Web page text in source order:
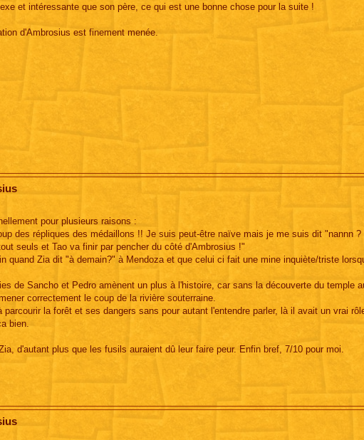
et intéressante que son père, ce qui est une bonne chose pour la suite !
d'Ambrosius est finement menée.
pour plusieurs raisons :
des répliques des médaillons !! Je suis peut-être naïve mais je me suis dit "nannn ?
seuls et Tao va finir par pencher du côté d'Ambrosius !"
quand Zia dit "à demain?" à Mendoza et que celui ci fait une mine inquiète/triste
de Sancho et Pedro amènent un plus à l'histoire, car sans la découverte du temple
correctement le coup de la rivière souterraine.
la forêt et ses dangers sans pour autant l'entendre parler, là il avait un vrai
bien.
d'autant plus que les fusils auraient dû leur faire peur. Enfin bref, 7/10 pour moi.